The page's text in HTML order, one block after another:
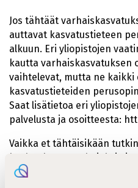
Jos tähtäät
auttavat kasvatustieteen
alkuun. Eri yliopistojen
kautta varhaiskasvatuksen
vaihtelevat, mutta ne kaikki
kasvatustieteiden
Saat lisätietoa eri
palvelusta ja osoitteesta:
Vaikka et tähtäisikään
koulutuksesta valmiuksia ja
opintojen jatkamiseen